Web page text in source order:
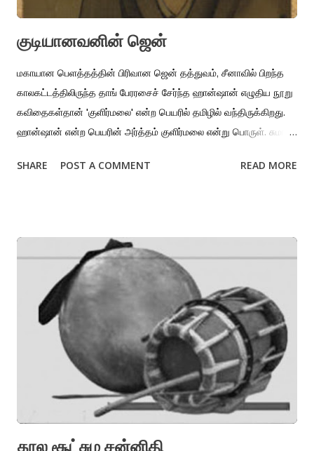
குடியானவனின் ஜென்
மகாயான பெளத்தத்தின் பிரிவான ஜென் தத்துவம், சீனாவில் பிறந்த
காலகட்டத்திலிருந்த தாங் பேரரசைச் சேர்ந்த ஹான்ஷான் எழுதிய நூறு
கவிதைகள்தான் 'குளிர்மலை' என்ற பெயரில் தமிழில் வந்திருக்கிறது.
ஹான்ஷான் என்ற பெயரின் அர்த்தம் குளிர்மலை என்று பொருள். சுமார்
ஹான்ஷானின் கவிதைகளைப் படிக்கும்போது, வழக்கமாக நாம்
குணங்கள் ஹான்ஷானிடம் இல்லை. ஹான்ஷானின் கவிதைகளில் ஒரு
அறிவாளியும் ஏழைக் குடியானவனும் சேர்ந்த ஒரு ஆளுமை
தென்படுகிறான். அவன் முகமிலி அல்ல. புறவாழ்க்கையில் இருக்கும்
ஏற்றத்தாழ்வுகள், ஏழ்மை சார்ந்து அனுபவிக்கும் பாகுபாடுகள்
விரக்தியுடனும் சஞ்சலத்துடனும் இந்தக் கவிதைகளில் பதிவாகின்றன.
ஹான்ஷான் வாழ்ந்த காலகட்டத்தில் நிலவிய வழக்கங்கள், மனிதர்கள்,
உயர்குடிகள், புழங்குபொருட்கள், நம்பிக்கைகள், பழங்கதைகள் எல்லாம்
இந்தக் கவிதைகளில் இடம்பெறுகின்றன. அதனால்தான், ஹான்ஷானை
நவீனத்தோடு அடை...
SHARE POST A COMMENT READ MORE
தூல சூட்சும சன்னிதி